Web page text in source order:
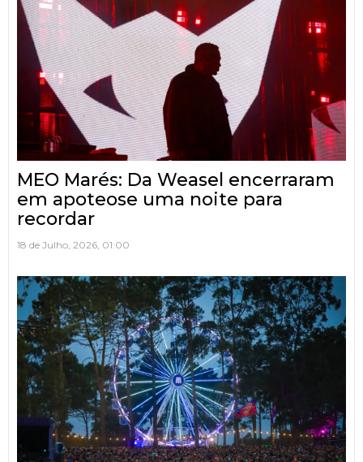
MEO Marés: Da Weasel encerraram
em apoteose uma noite para
recordar
18 de Julho, 2026, 01:00